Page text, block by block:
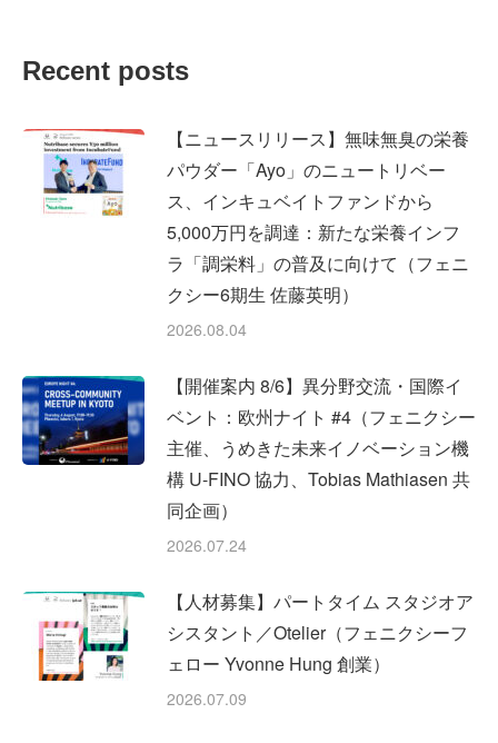
Recent posts
【ニュースリリース】無味無臭の栄養
パウダー「Ayo」のニュートリベー
ス、インキュベイトファンドから
5,000万円を調達：新たな栄養インフ
ラ「調栄料」の普及に向けて（フェニ
クシー6期生 佐藤英明）
2026.08.04
【開催案内 8/6】異分野交流・国際イ
ベント：欧州ナイト #4（フェニクシー
主催、うめきた未来イノベーション機
構 U-FINO 協力、Tobias Mathiasen 共
同企画）
2026.07.24
【人材募集】パートタイム スタジオア
シスタント／Otelier（フェニクシーフ
ェロー Yvonne Hung 創業）
2026.07.09